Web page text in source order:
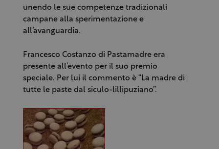
unendo le sue competenze tradizionali
campane alla sperimentazione e
all’avanguardia.
Francesco Costanzo di Pastamadre era
presente all’evento per il suo premio
speciale. Per lui il commento è “La madre di
tutte le paste dal siculo-lillipuziano”.